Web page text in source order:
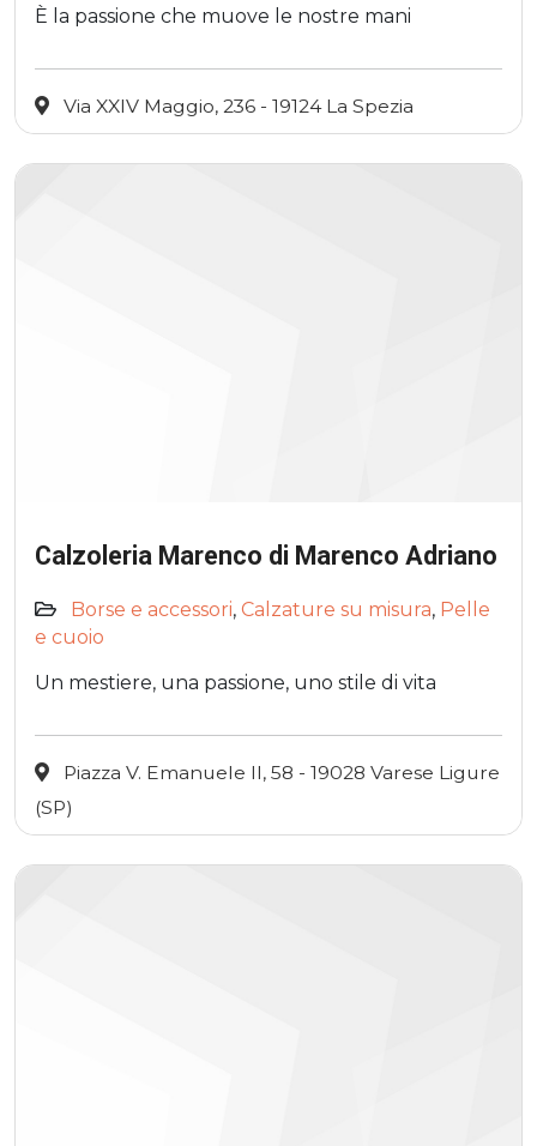
È la passione che muove le nostre mani
Via XXIV Maggio, 236 - 19124 La Spezia
Calzoleria Marenco di Marenco Adriano
Borse e accessori, Calzature su misura, Pelle
e cuoio
Un mestiere, una passione, uno stile di vita
Piazza V. Emanuele II, 58 - 19028 Varese Ligure
(SP)